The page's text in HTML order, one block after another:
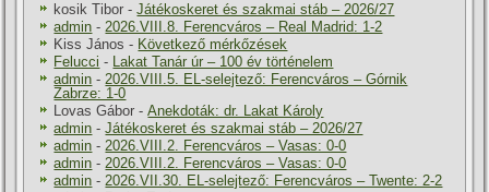
kosik Tibor -Játékoskeret és szakmai stáb – 2026/27
admin -2026.VIII.8. Ferencváros – Real Madrid: 1-2
Kiss János - Következő mérkőzések
Felucci - Lakat Tanár úr – 100 év történelem
admin -2026.VIII.5. EL-selejtező: Ferencváros – Górnik
Zabrze: 1-0
Lovas Gábor -Anekdoták: dr. Lakat Károly
admin -Játékoskeret és szakmai stáb – 2026/27
admin -2026.VIII.2. Ferencváros – Vasas: 0-0
admin -2026.VIII.2. Ferencváros – Vasas: 0-0
admin -2026.VII.30. EL-selejtező: Ferencváros – Twente: 2-2